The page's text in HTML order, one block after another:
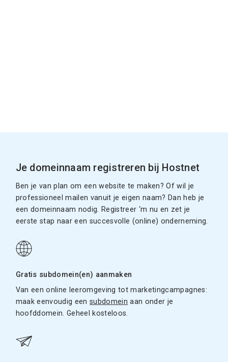
Je domeinnaam registreren bij Hostnet
Ben je van plan om een website te maken? Of wil je
professioneel mailen vanuit je eigen naam? Dan heb je
een domeinnaam nodig. Registreer ‘m nu en zet je
eerste stap naar een succesvolle (online) onderneming.
Gratis subdomein(en) aanmaken
Van een online leeromgeving tot marketingcampagnes:
maak eenvoudig eensubdomein aan onder je
hoofddomein. Geheel kosteloos.